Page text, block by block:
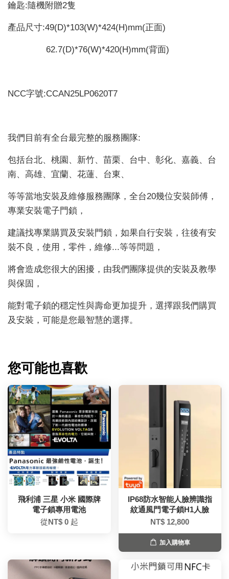
鑰匙:隨機附贈2隻
產品尺寸:49(D)*103(W)*424(H)mm(正面)
62.7(D)*76(W)*420(H)mm(背面)
NCC字號:CCAN25LP0620T7
我們目前有全台最完整的服務團隊:
包括台北、桃園、新竹、苗栗、台中、彰化、嘉義、台
南、高雄、宜蘭、花蓮、台東、
等等當地安裝及維修服務團隊，全台20幾位安裝師傅，
專業安裝電子門鎖，
建議找專業購買及安裝門鎖，如果自行安裝，往後有安
裝不良，使用，零件，維修...等等問題，
將會造成您很大的困擾，由我們團隊提供的安裝及教學
與保固，
能對電子鎖的穩定性與壽命更加提升，選擇跟我們購買
及安裝，可能是您最智慧的選擇。
您可能也喜歡
飛利浦 三星 小米 國際牌
電子鎖專用電池
從NT$ 0 起
IP68防水智能人臉辨識指
紋通風門電子鎖H1人臉
NT$ 12,800
加入購物車